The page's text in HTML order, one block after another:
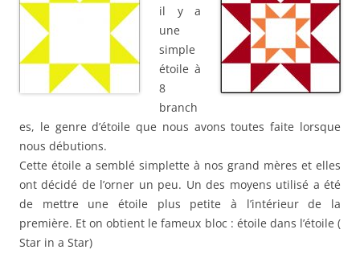
il y a
une
simple
étoile à
8
branch
es, le genre d’étoile que nous avons toutes faite lorsque
nous débutions.
Cette étoile a semblé simplette à nos grand mères et elles
ont décidé de l’orner un peu. Un des moyens utilisé a été
de mettre une étoile plus petite à l’intérieur de la
première. Et on obtient le fameux bloc : étoile dans l’étoile (
Star in a Star)